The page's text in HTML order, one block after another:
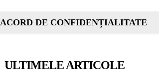
ACORD DE CONFIDENȚIALITATE
ULTIMELE ARTICOLE